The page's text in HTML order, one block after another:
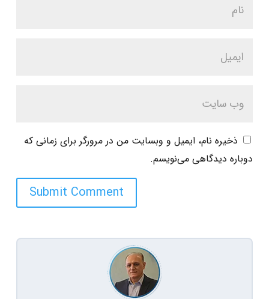
ذخیره نام، ایمیل و وبسایت من در مرورگر برای زمانی که
دوباره دیدگاهی می‌نویسم.
Submit Comment